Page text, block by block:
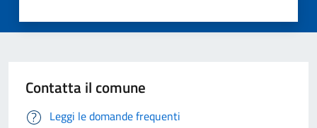
Contatta il comune
Leggi le domande frequenti